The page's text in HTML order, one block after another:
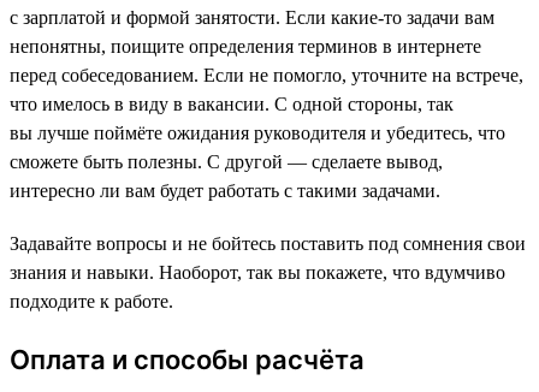
с зарплатой и формой занятости. Если какие-то задачи вам
непонятны, поищите определения терминов в интернете
перед собеседованием. Если не помогло, уточните на встрече,
что имелось в виду в вакансии. С одной стороны, так
вы лучше поймёте ожидания руководителя и убедитесь, что
сможете быть полезны. С другой — сделаете вывод,
интересно ли вам будет работать с такими задачами.
Задавайте вопросы и не бойтесь поставить под сомнения свои
знания и навыки. Наоборот, так вы покажете, что вдумчиво
подходите к работе.
Оплата и способы расчёта